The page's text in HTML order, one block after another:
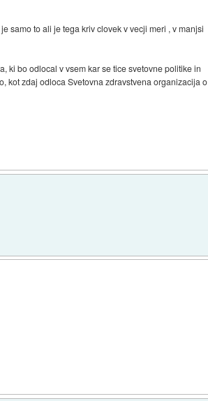
samo to ali je tega kriv clovek v vecji meri , v manjsi
ki bo odlocal v vsem kar se tice svetovne politike in
kot zdaj odloca Svetovna zdravstvena organizacija o